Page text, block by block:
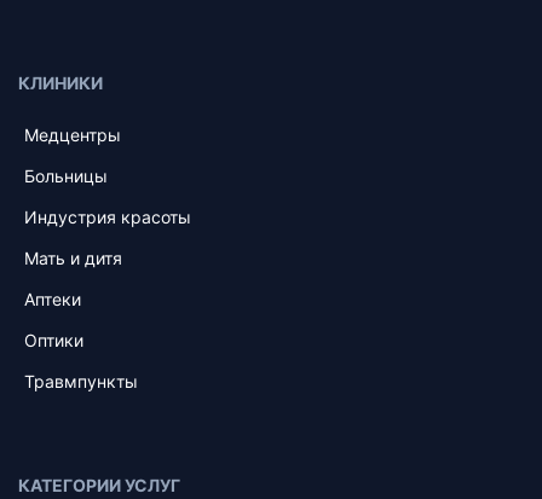
КЛИНИКИ
Медцентры
Больницы
Индустрия красоты
Мать и дитя
Аптеки
Оптики
Травмпункты
КАТЕГОРИИ УСЛУГ